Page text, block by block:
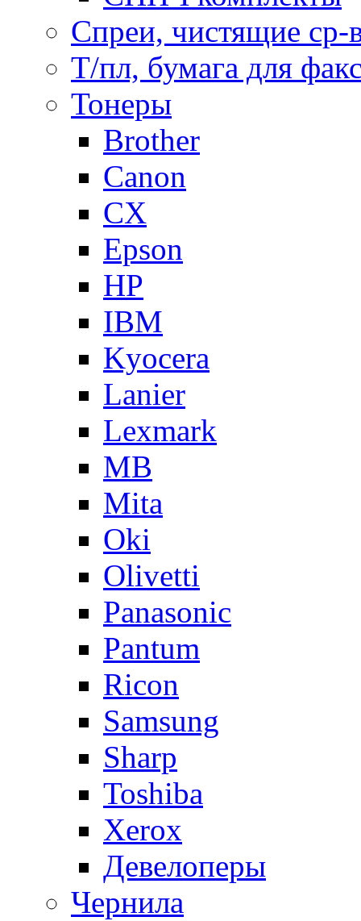
Спреи, чистящие ср-
Т/пл, бумага для
Тонеры
Brother
Canon
CX
Epson
HP
IBM
Kyocera
Lanier
Lexmark
MB
Mita
Oki
Olivetti
Panasonic
Pantum
Ricon
Samsung
Sharp
Toshiba
Xerox
Девелоперы
Чернила